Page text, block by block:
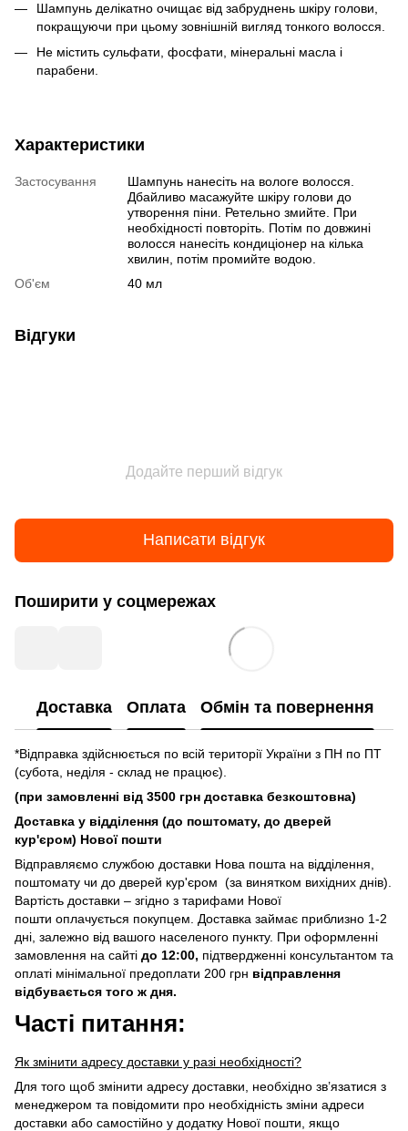
Шампунь делікатно очищає від забруднень шкіру голови,
покращуючи при цьому зовнішній вигляд тонкого волосся.
Не містить сульфати, фосфати, мінеральні масла і
парабени.
Характеристики
Застосування
Шампунь нанесіть на вологе волосся.
Дбайливо масажуйте шкіру голови до
утворення піни. Ретельно змийте. При
необхідності повторіть. Потім по довжині
волосся нанесіть кондиціонер на кілька
хвилин, потім промийте водою.
Об'єм
40 мл
Відгуки
Додайте перший відгук
Написати відгук
Поширити у соцмережах
Доставка Оплата Обмін та повернення
*Відправка здійснюється по всій території України з ПН по ПТ
(субота, неділя - склад не працює).
(при замовленні від 3500 грн доставка безкоштовна)
Доставка у відділення (до поштомату, до дверей
кур'єром) Нової пошти
Відправляємо службою доставки Нова пошта на відділення,
поштомату чи до дверей кур'єром (за винятком вихідних днів).
Вартість доставки – згідно з тарифами Нової
пошти оплачується покупцем. Доставка займає приблизно 1-2
дні, залежно від вашого населеного пункту. При оформленні
замовлення на сайті до 12:00, підтвердженні консультантом та
оплаті мінімальної предоплати 200 грн відправлення
відбувається того ж дня.
Часті питання:
Як змінити адресу доставки у разі необхідності?
Для того щоб змінити адресу доставки, необхідно зв’язатися з
менеджером та повідомити про необхідність зміни адреси
доставки або самостійно у додатку Нової пошти, якщо